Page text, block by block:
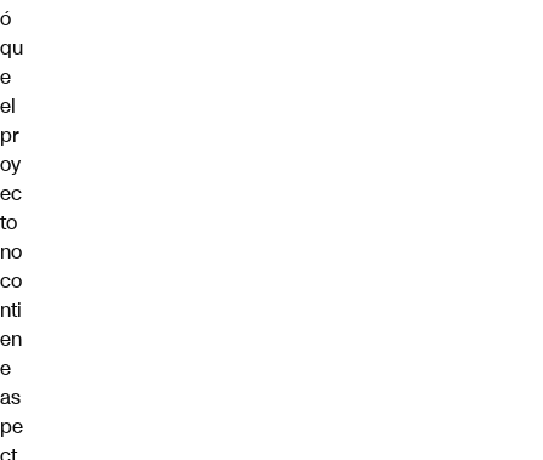
ó
qu
e
el
pr
oy
ec
to
no
co
nti
en
e
as
pe